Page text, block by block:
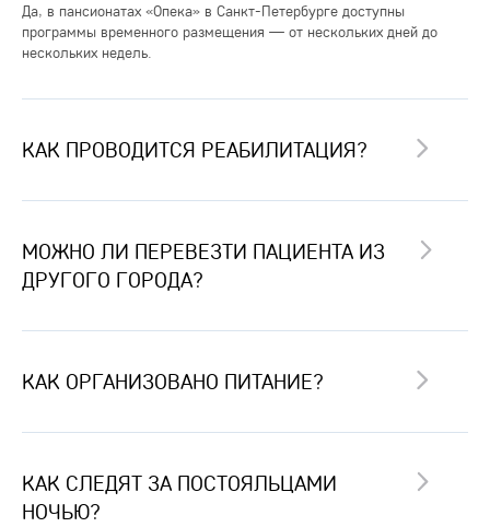
Да, в пансионатах «Опека» в Санкт-Петербурге доступны
программы временного размещения — от нескольких дней до
нескольких недель.
КАК ПРОВОДИТСЯ РЕАБИЛИТАЦИЯ?
МОЖНО ЛИ ПЕРЕВЕЗТИ ПАЦИЕНТА ИЗ
ДРУГОГО ГОРОДА?
КАК ОРГАНИЗОВАНО ПИТАНИЕ?
КАК СЛЕДЯТ ЗА ПОСТОЯЛЬЦАМИ
НОЧЬЮ?